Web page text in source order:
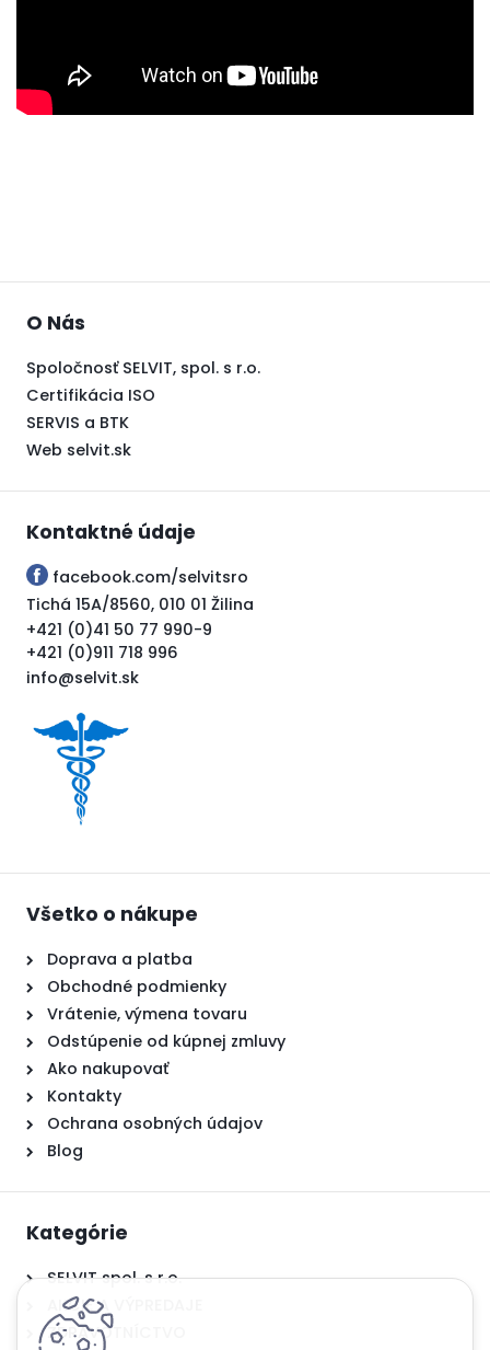
O Nás
Spoločnosť SELVIT, spol. s r.o.
Certifikácia ISO
SERVIS a BTK
Web selvit.sk
Kontaktné údaje
facebook.com/selvitsro
Tichá 15A/8560, 010 01 Žilina
+421 (0)41 50 77 990-9
+421 (0)911 718 996
info@selvit.sk
Všetko o nákupe
Doprava a platba
Obchodné podmienky
Vrátenie, výmena tovaru
Odstúpenie od kúpnej zmluvy
Ako nakupovať
Kontakty
Ochrana osobných údajov
Blog
Kategórie
SELVIT spol. s r.o.
AKCIE A VÝPREDAJE
ZDRAVOTNÍCTVO